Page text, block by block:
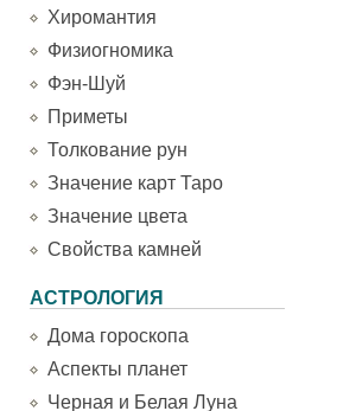
Хиромантия
Физиогномика
Фэн-Шуй
Приметы
Толкование рун
Значение карт Таро
Значение цвета
Свойства камней
АСТРОЛОГИЯ
Дома гороскопа
Аспекты планет
Черная и Белая Луна